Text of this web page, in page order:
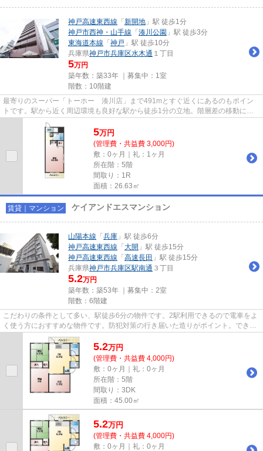
神戸高速東西線 「 新開地 」駅 徒歩1分
神戸市西神・山手線 「 湊川公園 」駅 徒歩3分
東海道本線 「 神戸 」駅 徒歩10分
兵庫県神戸市兵庫区水木通 １丁目
5万円
築年数：築33年 ｜募集中： 1室
階数：10階建
最寄りのスーパー「トーホー 湊川店」まで491mとすぐ近くにあるのもポイン
トです。駅から近く周辺環境も良好な駅から徒歩1分の立地。階層差の移動に便
利なエレベーターがついています...
5万円
(管理費・共益費 3,000円)
敷：0ヶ月｜礼：1ヶ月
所在階：5階
間取り：1R
面積：26.63㎡
賃貸｜マンション ケイアンドエスマンション
山陽本線 「 兵庫 」駅 徒歩6分
神戸高速東西線 「 大開 」駅 徒歩15分
神戸高速東西線 「 高速長田 」駅 徒歩15分
兵庫県神戸市兵庫区駅南通 ３丁目
5.2万円
築年数：築53年 ｜募集中： 2室
階数：6階建
こだわりの条件として多い、駅徒歩6分の物件です。2駅利用できるので電車をよ
く使う方におすすめな物件です。防犯対策の行き届いた造りがポイント。できる
だけ早めに不動産情報を集め...
5.2万円
(管理費・共益費 4,000円)
敷：0ヶ月｜礼：0ヶ月
所在階：5階
間取り：3DK
面積：45.00㎡
5.2万円
(管理費・共益費 4,000円)
敷：0ヶ月｜礼：0ヶ月